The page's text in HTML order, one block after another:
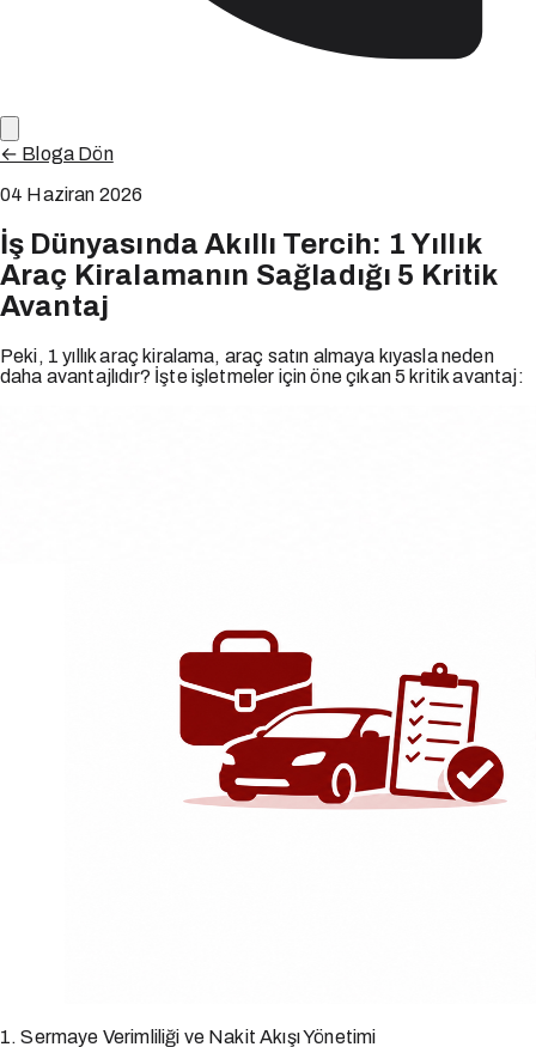
← Bloga Dön
04 Haziran 2026
İş Dünyasında Akıllı Tercih: 1 Yıllık
Araç Kiralamanın Sağladığı 5 Kritik
Avantaj
Peki, 1 yıllık araç kiralama, araç satın almaya kıyasla neden
daha avantajlıdır? İşte işletmeler için öne çıkan 5 kritik avantaj:
1. Sermaye Verimliliği ve Nakit Akışı Yönetimi